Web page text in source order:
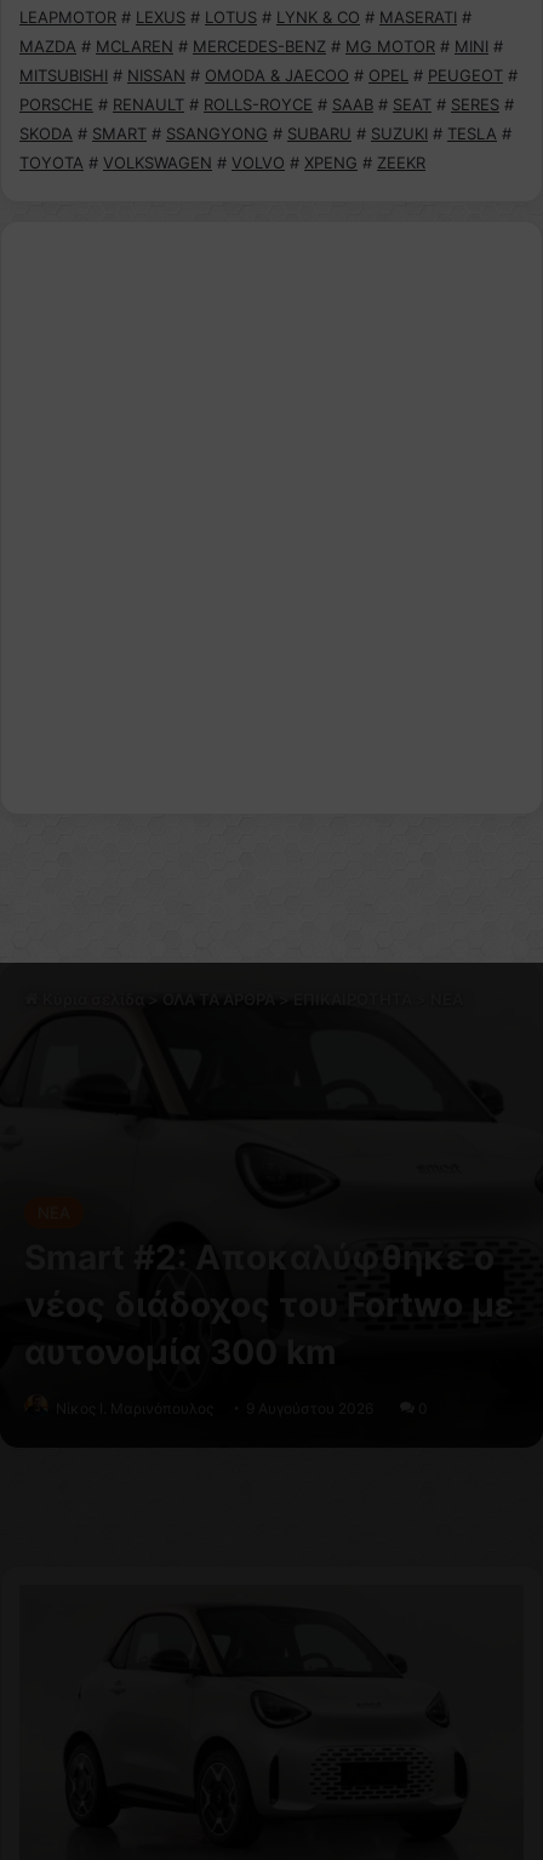
LEAPMOTOR # LEXUS # LOTUS # LYNK & CO # MASERATI #
MAZDA # MCLAREN # MERCEDES-BENZ # MG MOTOR # MINI #
MITSUBISHI # NISSAN # OMODA & JAECOO # OPEL # PEUGEOT #
PORSCHE # RENAULT # ROLLS-ROYCE # SAAB # SEAT # SERES #
SKODA # SMART # SSANGYONG # SUBARU # SUZUKI # TESLA #
TOYOTA # VOLKSWAGEN # VOLVO # XPENG # ZEEKR